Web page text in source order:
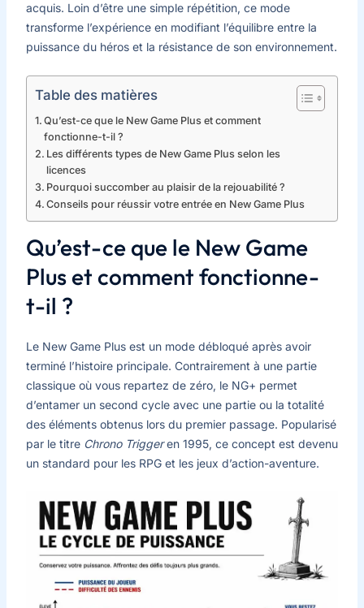
acquis. Loin d’être une simple répétition, ce mode
transforme l’expérience en modifiant l’équilibre entre la
puissance du héros et la résistance de son environnement.
Table des matières
Qu’est-ce que le New Game Plus et comment
fonctionne-t-il ?
Les différents types de New Game Plus selon les
licences
Pourquoi succomber au plaisir de la rejouabilité ?
Conseils pour réussir votre entrée en New Game Plus
Qu’est-ce que le New Game
Plus et comment fonctionne-
t-il ?
Le New Game Plus est un mode débloqué après avoir
terminé l’histoire principale. Contrairement à une partie
classique où vous repartez de zéro, le NG+ permet
d’entamer un second cycle avec une partie ou la totalité
des éléments obtenus lors du premier passage. Popularisé
par le titre Chrono Triggeren 1995, ce concept est devenu
un standard pour les RPG et les jeux d’action-aventure.